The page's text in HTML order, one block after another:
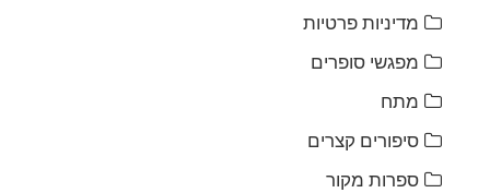
מדיניות פרטיות
מפגשי סופרים
מתח
סיפורים קצרים
ספרות מקור